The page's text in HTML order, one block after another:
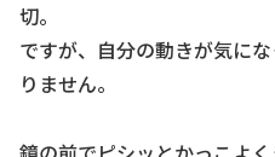
切。
ですが、自分の動きが気に
りません。